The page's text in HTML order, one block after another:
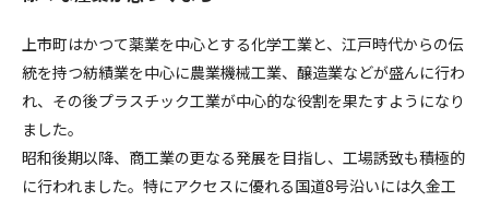
上市町はかつて薬業を中心とする化学工業と、江戸時代からの伝
統を持つ紡績業を中心に農業機械工業、醸造業などが盛んに行わ
れ、その後プラスチック工業が中心的な役割を果たすようになり
ました。
昭和後期以降、商工業の更なる発展を目指し、工場誘致も積極的
に行われました。特にアクセスに優れる国道8号沿いには久金工